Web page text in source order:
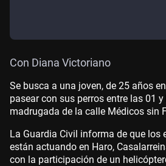
Con Diana Victoriano
Se busca a una joven, de 25 años
pasear con sus perros entre las 01
madrugada de la calle Médicos sin
La Guardia Civil informa de que los
están actuando en Haro,
con la participación de un